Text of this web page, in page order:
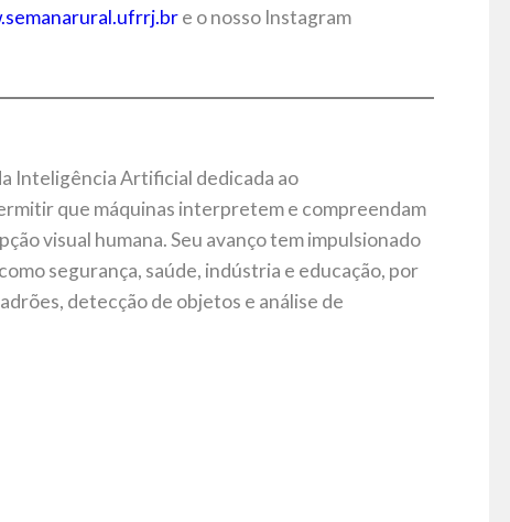
e o nosso Instagram
Inteligência Artificial dedicada ao
que máquinas interpretem e compreendam
visual humana. Seu avanço tem impulsionado
segurança, saúde, indústria e educação, por
detecção de objetos e análise de